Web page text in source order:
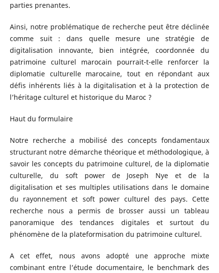
parties prenantes.
Ainsi, notre problématique de recherche peut être déclinée
comme suit : dans quelle mesure une stratégie de
digitalisation innovante, bien intégrée, coordonnée du
patrimoine culturel marocain pourrait-t-elle renforcer la
diplomatie culturelle marocaine, tout en répondant aux
défis inhérents liés à la digitalisation et à la protection de
l’héritage culturel et historique du Maroc ?
Haut du formulaire
Notre recherche a mobilisé des concepts fondamentaux
structurant notre démarche théorique et méthodologique, à
savoir les concepts du patrimoine culturel, de la diplomatie
culturelle, du soft power de Joseph Nye et de la
digitalisation et ses multiples utilisations dans le domaine
du rayonnement et soft power culturel des pays. Cette
recherche nous a permis de brosser aussi un tableau
panoramique des tendances digitales et surtout du
phénomène de la plateformisation du patrimoine culturel.
A cet effet, nous avons adopté une approche mixte
combinant entre l’étude documentaire, le benchmark des